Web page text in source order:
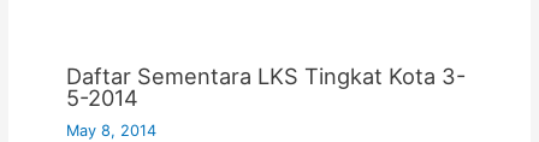
Daftar Sementara LKS Tingkat Kota 3-
5-2014
May 8, 2014